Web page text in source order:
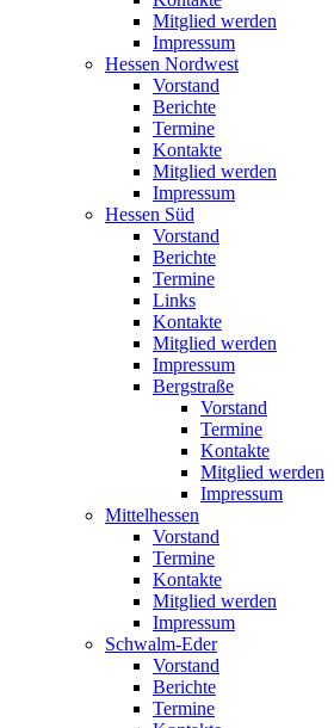
Mitglied werden
Impressum
Hessen Nordwest
Vorstand
Berichte
Termine
Kontakte
Mitglied werden
Impressum
Hessen Süd
Vorstand
Berichte
Termine
Links
Kontakte
Mitglied werden
Impressum
Bergstraße
Vorstand
Termine
Kontakte
Mitglied werden
Impressum
Mittelhessen
Vorstand
Termine
Kontakte
Mitglied werden
Impressum
Schwalm-Eder
Vorstand
Berichte
Termine